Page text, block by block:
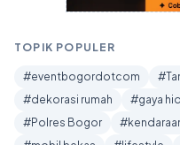
TOPIK POPULER
#eventbogordotcom
#dekorasi rumah
#gaya
#Polres Bogor